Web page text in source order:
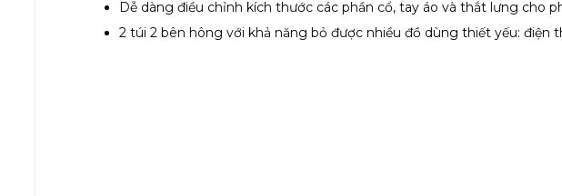
Dễ dàng điều chỉnh kích thước các phần cổ, tay áo và thắt lưng cho
2 túi 2 bên hông với khả năng bỏ được nhiều đồ dùng thiết yếu: điện